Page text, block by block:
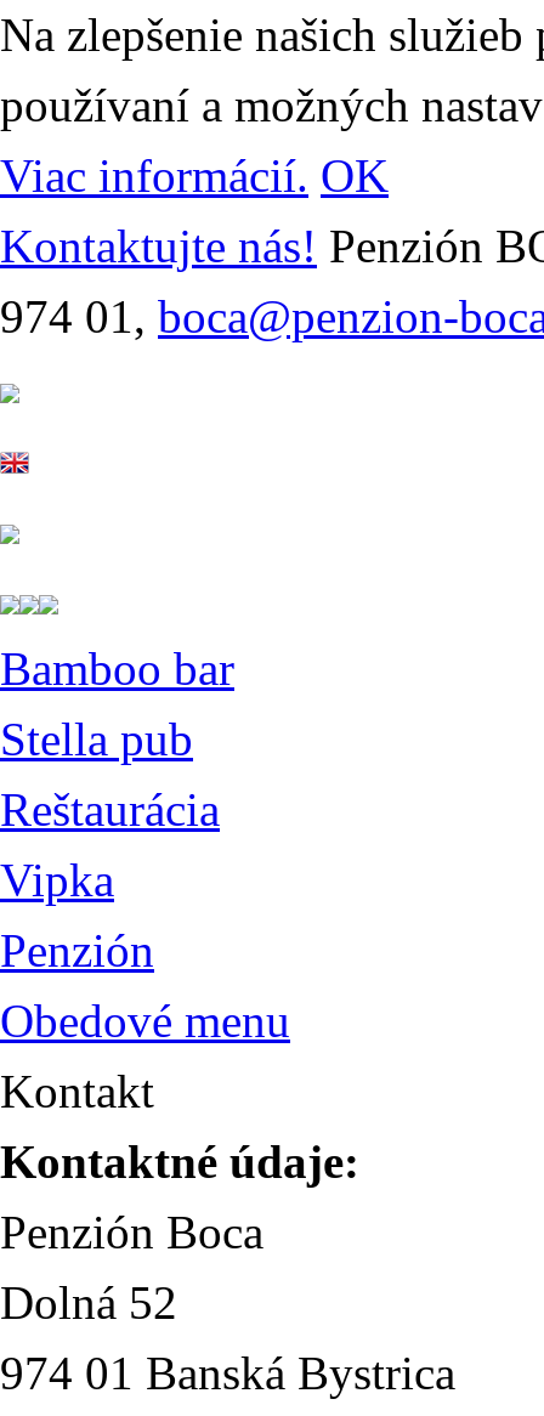
Na zlepšenie našich
používaní a možných
Viac informácií. OK
Kontaktujte nás! Penzión
974 01, boca@penzion-
Bamboo bar
Stella pub
Reštaurácia
Vipka
Penzión
Obedové menu
Kontakt
Kontaktné údaje:
Penzión Boca
Dolná 52
974 01 Banská Bystrica